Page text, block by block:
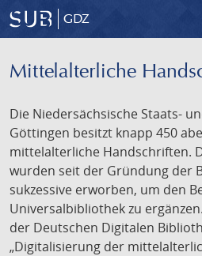
GDZ
Mittelalterliche
Die Niedersächsische Staats-
Göttingen besitzt knapp 450
mittelalterliche Handschriften.
wurden seit der Gründung der
sukzessive erworben, um den
Universalbibliothek zu
der Deutschen Digitalen
„Digitalisierung der